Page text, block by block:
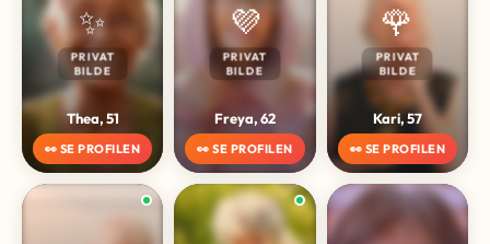
✨
PRIVAT
BILDE
Thea, 51
👀 SE PROFILEN
💜
PRIVAT
BILDE
Freya, 62
👀 SE PROFILEN
🌹
PRIVAT
BILDE
Kari, 57
👀 SE PROFILEN